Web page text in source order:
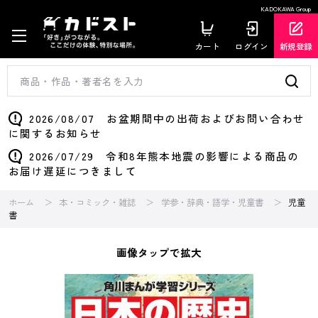
KADOKAWA Group
カート ログイン 新規登録
2026/08/07 お盆期間中の出荷およびお問い合わせ
に関するお知らせ
2026/07/29 令和8年熊本地震の影響による商品の
お届け遅延につきまして
ホーム 本・コミック・雑誌 学参・辞典・語学・児童書
児童
書
画像タップで拡大